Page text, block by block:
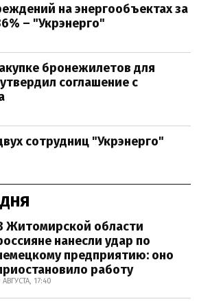
на энергообъектах за
– "Укрэнерго"
бронежилетов для
соглашение с
сотрудниц "Укрэнерго"
Житомирской области
нанесли удар по
предприятию: оно
работу
АВГУСТА, 17:40